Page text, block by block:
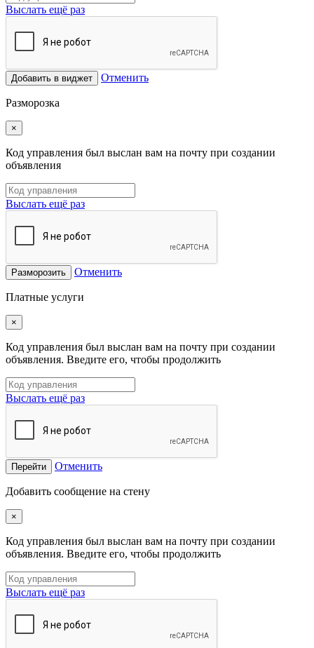
Выслать ещё раз
Добавить в виджет Отменить
Разморозка
×
Код управления был выслан вам на почту при создании
объявления
Выслать ещё раз
Разморозить Отменить
Платные услуги
×
Код управления был выслан вам на почту при создании
объявления. Введите его, чтобы продолжить
Выслать ещё раз
Перейти Отменить
Добавить сообщение на стену
×
Код управления был выслан вам на почту при создании
объявления. Введите его, чтобы продолжить
Выслать ещё раз